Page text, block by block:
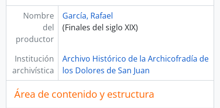
Nombre
del
productor
García, Rafael
(Finales del siglo XIX)
Institución
archivística
Archivo Histórico de la Archicofradía de
los Dolores de San Juan
Área de contenido y estructura